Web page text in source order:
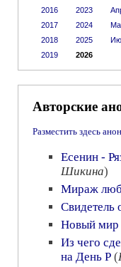
2016
2017
2018
2019
2023
2024
2025
2026
Авторские
Разместить здесь
Есенин -
Шикина)
Мираж
Свидетель
Новый мир
Из чего
на День Р (